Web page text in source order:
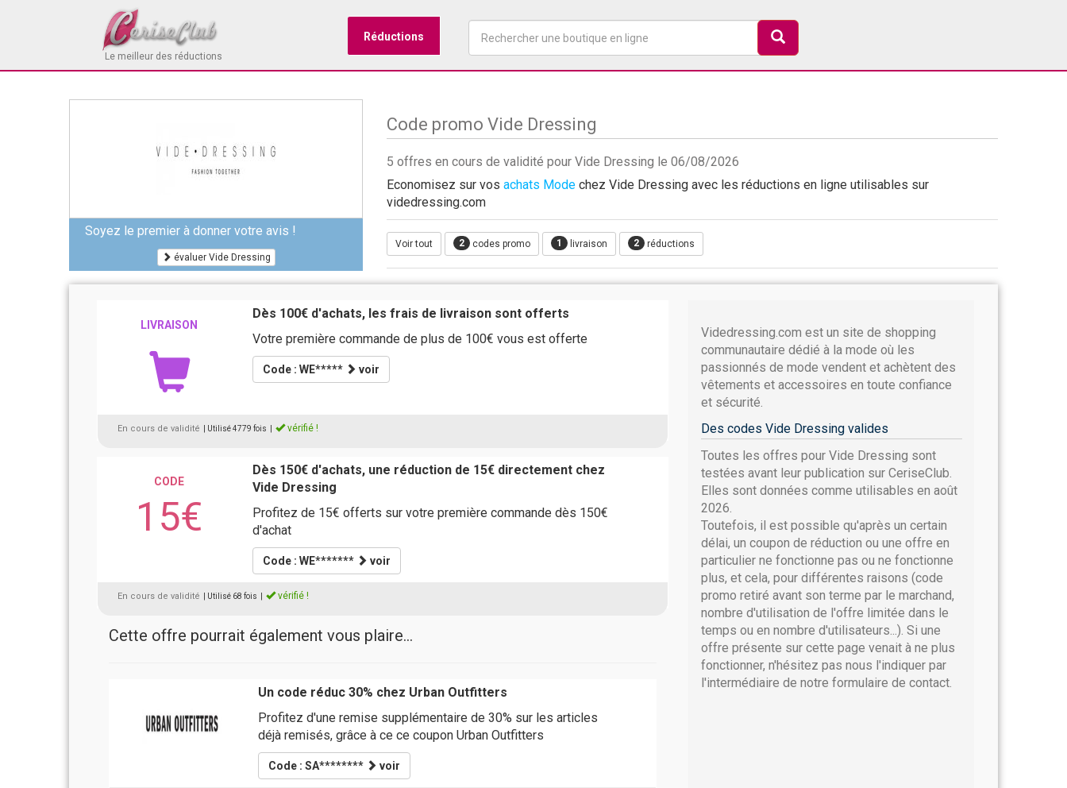
Le meilleur des réductions
Réductions
Soyez le premier à donner votre avis !
évaluer Vide Dressing
Code promo Vide Dressing
5 offres en cours de validité pour Vide Dressing le 06/08/2026
Economisez sur vos achats Mode chez Vide Dressing avec les réductions en ligne utilisables sur
videdressing.com
Voir tout 2 codes promo 1 livraison 2 réductions
LIVRAISON
Dès 100€ d'achats, les frais de livraison sont offerts
Votre première commande de plus de 100€ vous est offerte
Code : WE***** voir
En cours de validité | Utilisé 4779 fois vérifié !
CODE
15€
Dès 150€ d'achats, une réduction de 15€ directement chez
Vide Dressing
Profitez de 15€ offerts sur votre première commande dès 150€
d'achat
Code : WE******* voir
En cours de validité | Utilisé 68 fois vérifié !
Cette offre pourrait également vous plaire...
Un code réduc 30% chez Urban Outfitters
Profitez d'une remise supplémentaire de 30% sur les articles
déjà remisés, grâce à ce ce coupon Urban Outfitters
Code : SA******** voir
Videdressing.com est un site de shopping
communautaire dédié à la mode où les
passionnés de mode vendent et achètent des
vêtements et accessoires en toute confiance
et sécurité.
Des codes Vide Dressing valides
Toutes les offres pour Vide Dressing sont
testées avant leur publication sur CeriseClub.
Elles sont données comme utilisables en août
2026.
Toutefois, il est possible qu'après un certain
délai, un coupon de réduction ou une offre en
particulier ne fonctionne pas ou ne fonctionne
plus, et cela, pour différentes raisons (code
promo retiré avant son terme par le marchand,
nombre d'utilisation de l'offre limitée dans le
temps ou en nombre d'utilisateurs...). Si une
offre présente sur cette page venait à ne plus
fonctionner, n'hésitez pas nous l'indiquer par
l'intermédiaire de notre formulaire de contact.